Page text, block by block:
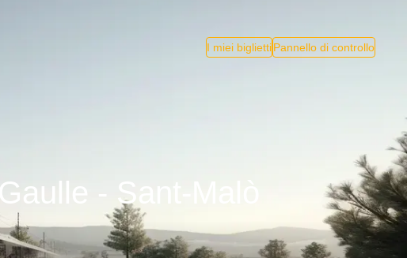
I miei bigliettiPannello di controllo
- Sant-Malò